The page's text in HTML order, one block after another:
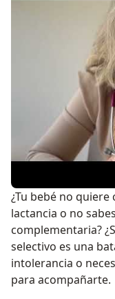
¿Tu bebé no quiere
lactancia o no
complementaria?
selectivo es una
intolerancia o
para acompañarte.